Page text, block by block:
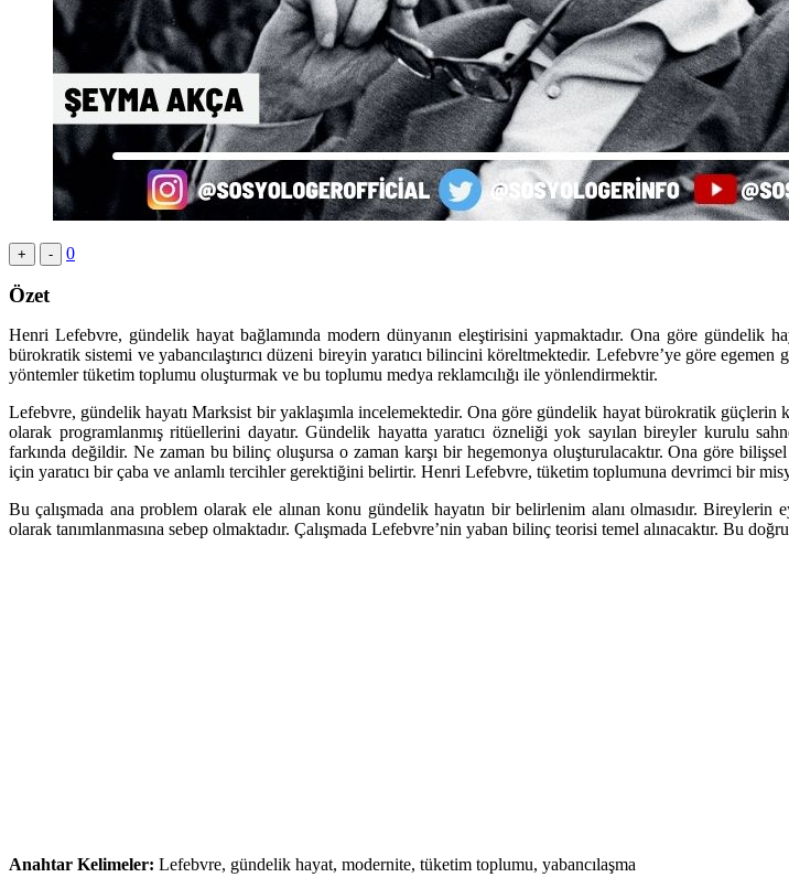
+ - 0
Özet
Henri Lefebvre, gündelik hayat bağlamında modern dünyanın eleştirisini yapmaktadır. Ona göre gündelik
bürokratik sistemi ve yabancılaştırıcı düzeni bireyin yaratıcı bilincini köreltmektedir. Lefebvre’ye göre
yöntemler tüketim toplumu oluşturmak ve bu toplumu medya reklamcılığı ile yönlendirmektir.
Lefebvre, gündelik hayatı Marksist bir yaklaşımla incelemektedir. Ona göre gündelik hayat bürokratik güçlerin
olarak programlanmış ritüellerini dayatır. Gündelik hayatta yaratıcı özneliği yok sayılan bireyler kurulu
farkında değildir. Ne zaman bu bilinç oluşursa o zaman karşı bir hegemonya oluşturulacaktır. Ona göre
için yaratıcı bir çaba ve anlamlı tercihler gerektiğini belirtir. Henri Lefebvre, tüketim toplumuna devrimci bir
Bu çalışmada ana problem olarak ele alınan konu gündelik hayatın bir belirlenim alanı olmasıdır.
olarak tanımlanmasına sebep olmaktadır. Çalışmada Lefebvre’nin yaban bilinç teorisi temel alınacaktır. Bu
Anahtar Kelimeler: Lefebvre, gündelik hayat, modernite, tüketim toplumu, yabancılaşma